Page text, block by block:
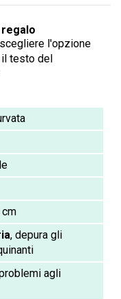
l'opzione
testo del
, depura gli
agli